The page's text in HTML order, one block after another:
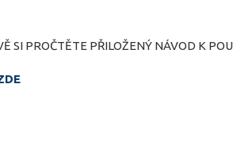
SI PROČTĚTE PŘILOŽENÝ NÁVOD K